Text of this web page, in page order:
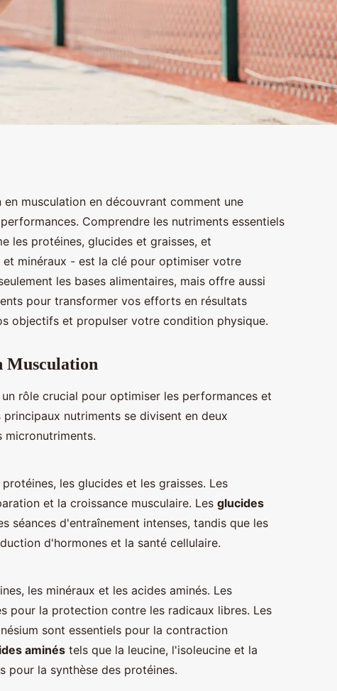
musculation en découvrant comment une
Comprendre les nutriments essentiels
les protéines, glucides et graisses, et
minéraux - est la clé pour optimiser votre
les bases alimentaires, mais offre aussi
pour transformer vos efforts en résultats
objectifs et propulser votre condition physique.
Musculation
rôle crucial pour optimiser les performances et
nutriments se divisent en deux
micronutriments.
les glucides et les graisses. Les
et la croissance musculaire. Les glucides
séances d'entraînement intenses, tandis que les
d'hormones et la santé cellulaire.
les minéraux et les acides aminés. Les
pour la protection contre les radicaux libres. Les
sont essentiels pour la contraction
aminés tels que la leucine, l'isoleucine et la
pour la synthèse des protéines.